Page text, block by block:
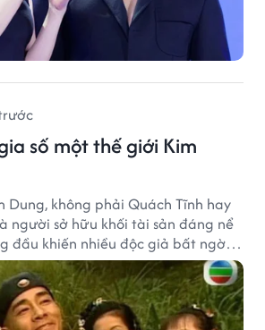
số một thế giới Kim
Dung, không phải Quách Tĩnh hay
người sở hữu khối tài sản đáng nể
đầu khiến nhiều độc giả bất ngờ
vật này hoàn toàn không